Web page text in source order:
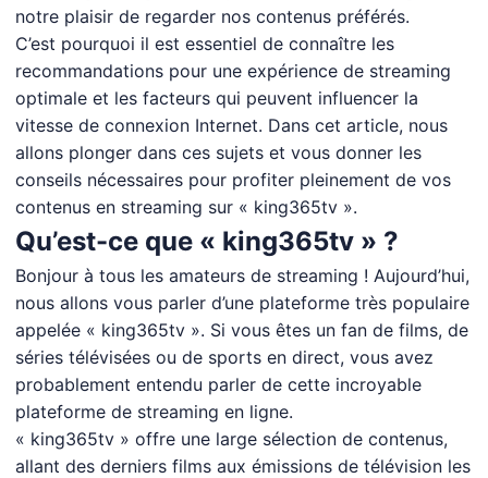
notre plaisir de regarder nos contenus préférés.
C’est pourquoi il est essentiel de connaître les
recommandations pour une expérience de streaming
optimale et les facteurs qui peuvent influencer la
vitesse de connexion Internet. Dans cet article, nous
allons plonger dans ces sujets et vous donner les
conseils nécessaires pour profiter pleinement de vos
contenus en streaming sur « king365tv ».
Qu’est-ce que « king365tv » ?
Bonjour à tous les amateurs de streaming ! Aujourd’hui,
nous allons vous parler d’une plateforme très populaire
appelée « king365tv ». Si vous êtes un fan de films, de
séries télévisées ou de sports en direct, vous avez
probablement entendu parler de cette incroyable
plateforme de streaming en ligne.
« king365tv » offre une large sélection de contenus,
allant des derniers films aux émissions de télévision les